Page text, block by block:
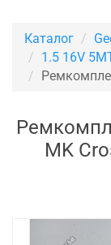
Каталог
1.5 16V
MK